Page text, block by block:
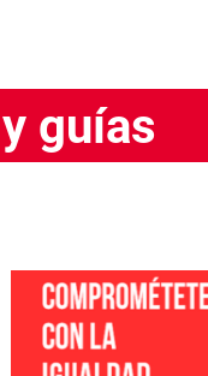
guías